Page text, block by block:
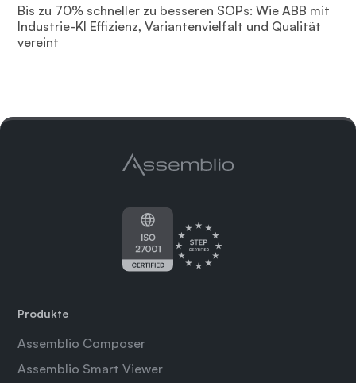
Bis zu 70% schneller zu besseren SOPs: Wie ABB mit
Industrie-KI Effizienz, Variantenvielfalt und Qualität
vereint
Produkte
Assemblio Composer
Assemblio Smart Viewer